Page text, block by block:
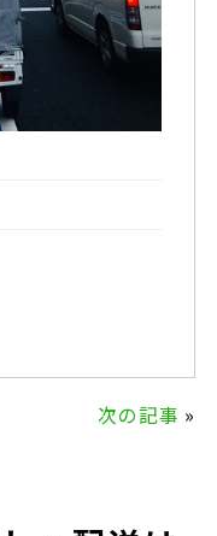
次の記事 »